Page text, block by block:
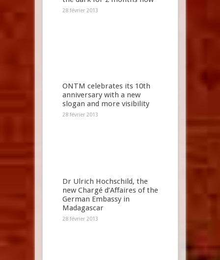
28 février 2013
ONTM celebrates its 10th
anniversary with a new
slogan and more visibility
28 février 2013
Dr Ulrich Hochschild, the
new Chargé d’Affaires of the
German Embassy in
Madagascar
28 février 2013